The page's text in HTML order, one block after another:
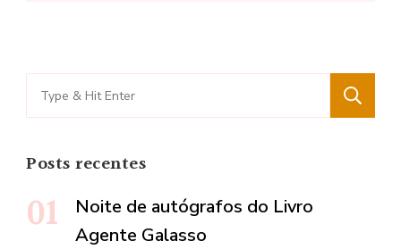
Search
for:
Posts recentes
Noite de autógrafos do Livro
Agente Galasso